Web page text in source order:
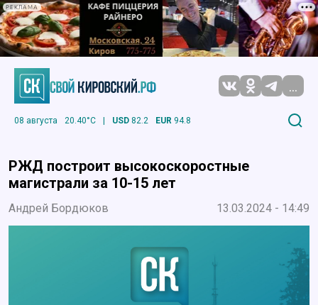
РЕКЛАМА
...
08 августа 20.40°C | USD 82.2 EUR 94.8
РЖД построит высокоскоростные
магистрали за 10-15 лет
Андрей Бордюков 13.03.2024 - 14:49